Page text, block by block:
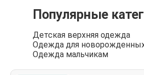
Популярные
Детская верхняя одежда
Одежда для
Одежда мальчикам